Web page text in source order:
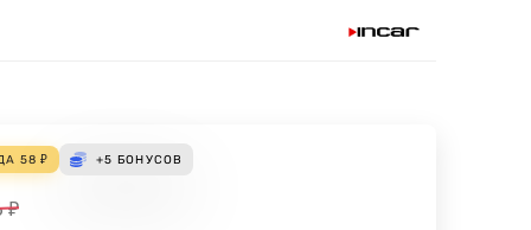
58 ₽ +5 БОНУСОВ
₽